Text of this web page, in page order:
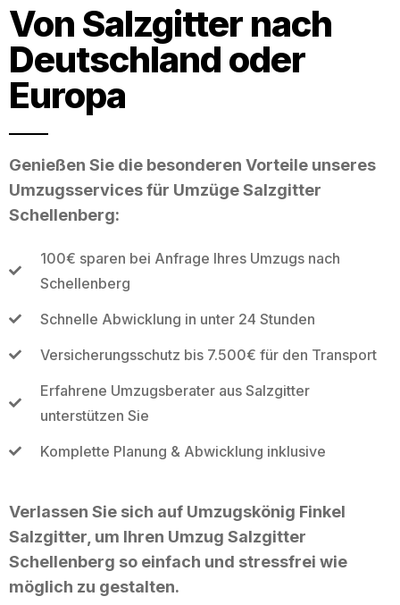
Von Salzgitter nach
Deutschland oder
Europa
Genießen Sie die besonderen Vorteile unseres
Umzugsservices für Umzüge Salzgitter
Schellenberg:
100€ sparen bei Anfrage Ihres Umzugs nach
Schellenberg
Schnelle Abwicklung in unter 24 Stunden
Versicherungsschutz bis 7.500€ für den Transport
Erfahrene Umzugsberater aus Salzgitter
unterstützen Sie
Komplette Planung & Abwicklung inklusive
Verlassen Sie sich auf Umzugskönig Finkel
Salzgitter, um Ihren Umzug Salzgitter
Schellenberg so einfach und stressfrei wie
möglich zu gestalten.